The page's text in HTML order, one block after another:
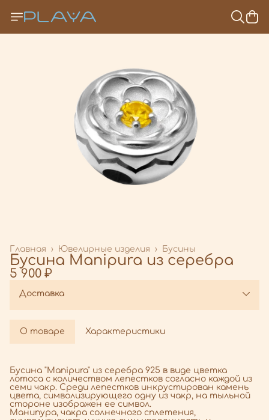
Бусины
Ювелирные изделия ›
Главная ›
Бусина Manipura из серебра
5 900 ₽
Доставка
О товаре Характеристики
Бусина "Manipura" из серебра 925 в виде цветка
лотоса с количеством лепестков согласно каждой из
семи чакр. Среди лепестков инкрустирован камень
цвета, символизирующего одну из чакр, на тыльной
стороне изображен ее символ.
Манипура, чакра солнечного сплетения,